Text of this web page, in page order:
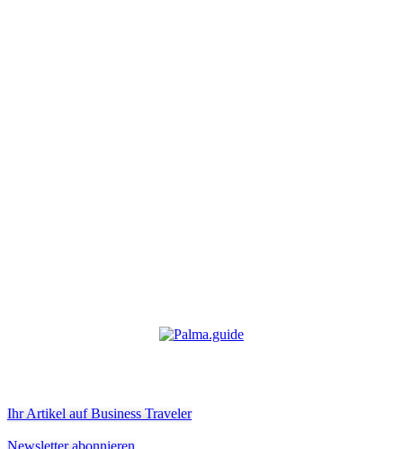
Ihr Artikel auf Business Traveler
Newsletter abonnieren